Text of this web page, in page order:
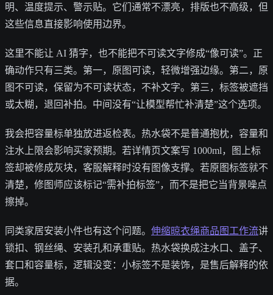
明、温度提示、警示贴。它们通常不漂亮，排版也不高级，但
这些信息直接影响使用边界。
这里不能让 AI 猜字，也不能把不可读文字修成“像可读”。正
确动作只有三类。第一，原图可读，轻微增强边缘。第二，原
图不可读，保留为不可读状态，不补文字。第三，标签被遮挡
或太糊，退回补拍。中间没有“让模型帮忙补清楚”这个选项。
我会把容量标单独放进返检表。热水袋不是普通抱枕，容量和
注水上限会影响买家预期。若详情页文案写 1000ml，图上标
签却被修成灰块，客服解释时没有图像支撑。若原图标签就不
清楚，修图师应该标记“需补拍标签”，而不是把它当背景噪点
擦掉。
同类家居安装小件也有这个问题。 伸缩晾衣绳商品图工作流讲
锁扣、钢丝绳、安装孔和承重贴。热水袋换成注水口、盖子、
套口和容量标，逻辑没变：小标签不是装饰，是售后解释的依
据。